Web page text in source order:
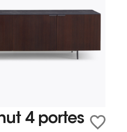
4 portes